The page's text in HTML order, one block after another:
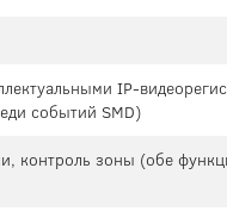
IP-
событий SMD)
контроль зоны (обе